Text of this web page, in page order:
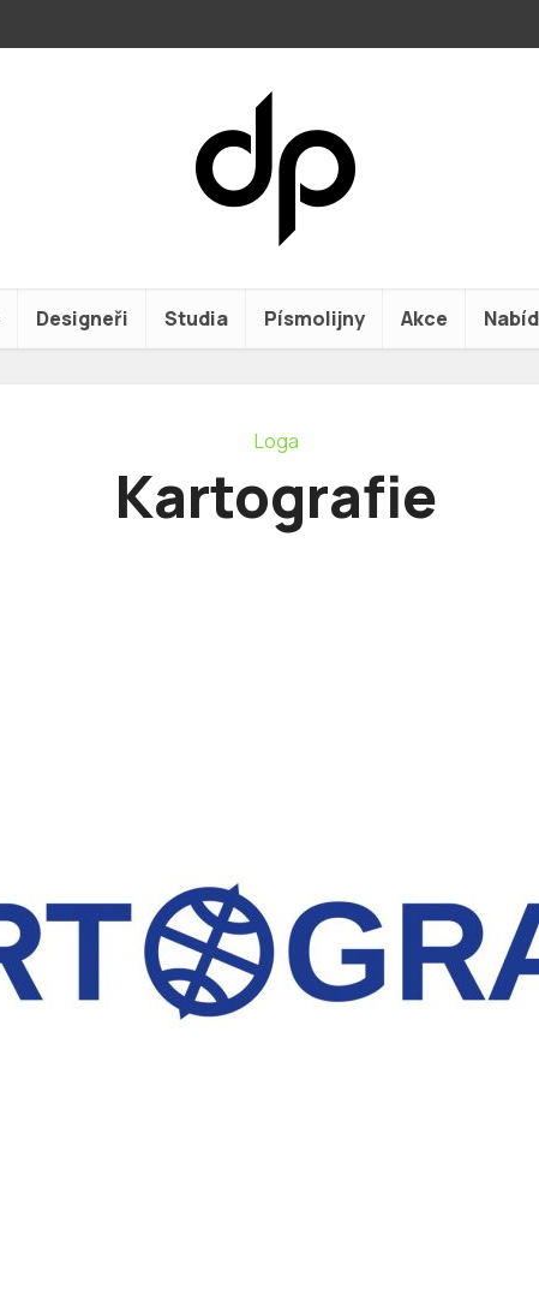
Designeři Studia Písmolijny Akce
Loga
Kartografie